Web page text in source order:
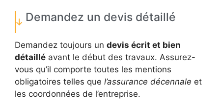
Demandez un devis détaillé
Demandez toujours un devis écrit et bien
détaillé avant le début des travaux. Assurez-
vous qu’il comporte toutes les mentions
obligatoires telles que l’assurance décennale et
les coordonnées de l’entreprise.